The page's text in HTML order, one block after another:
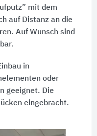
mit dem
auf Distanz an die
Auf Wunsch sind
in
oder
geeignet. Die
eingebracht.